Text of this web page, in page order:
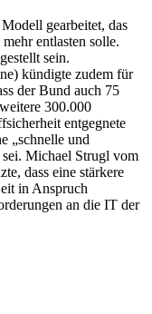
gearbeitet, das
entlasten solle.
sein.
kündigte zudem für
der Bund auch 75
300.000
entgegnete
„schnelle und
Michael Strugl vom
dass eine stärkere
in Anspruch
an die IT der